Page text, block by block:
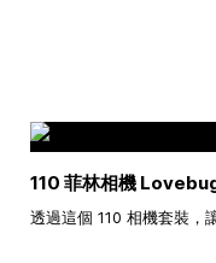
110 菲林相機
透過這個 110 相機套裝，